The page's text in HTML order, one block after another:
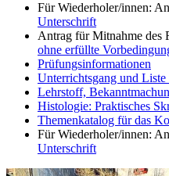
Für Wiederholer/innen:
Unterschrift
Antrag für Mitnahme des
ohne erfüllte
Prüfungsinformationen
Unterrichtsgang und Liste
Lehrstoff,
Histologie: Praktisches
Themenkatalog für das
Für Wiederholer/innen:
Unterschrift